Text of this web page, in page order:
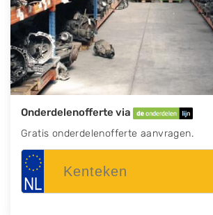
Onderdelenofferte via
Gratis onderdelenofferte aanvragen.